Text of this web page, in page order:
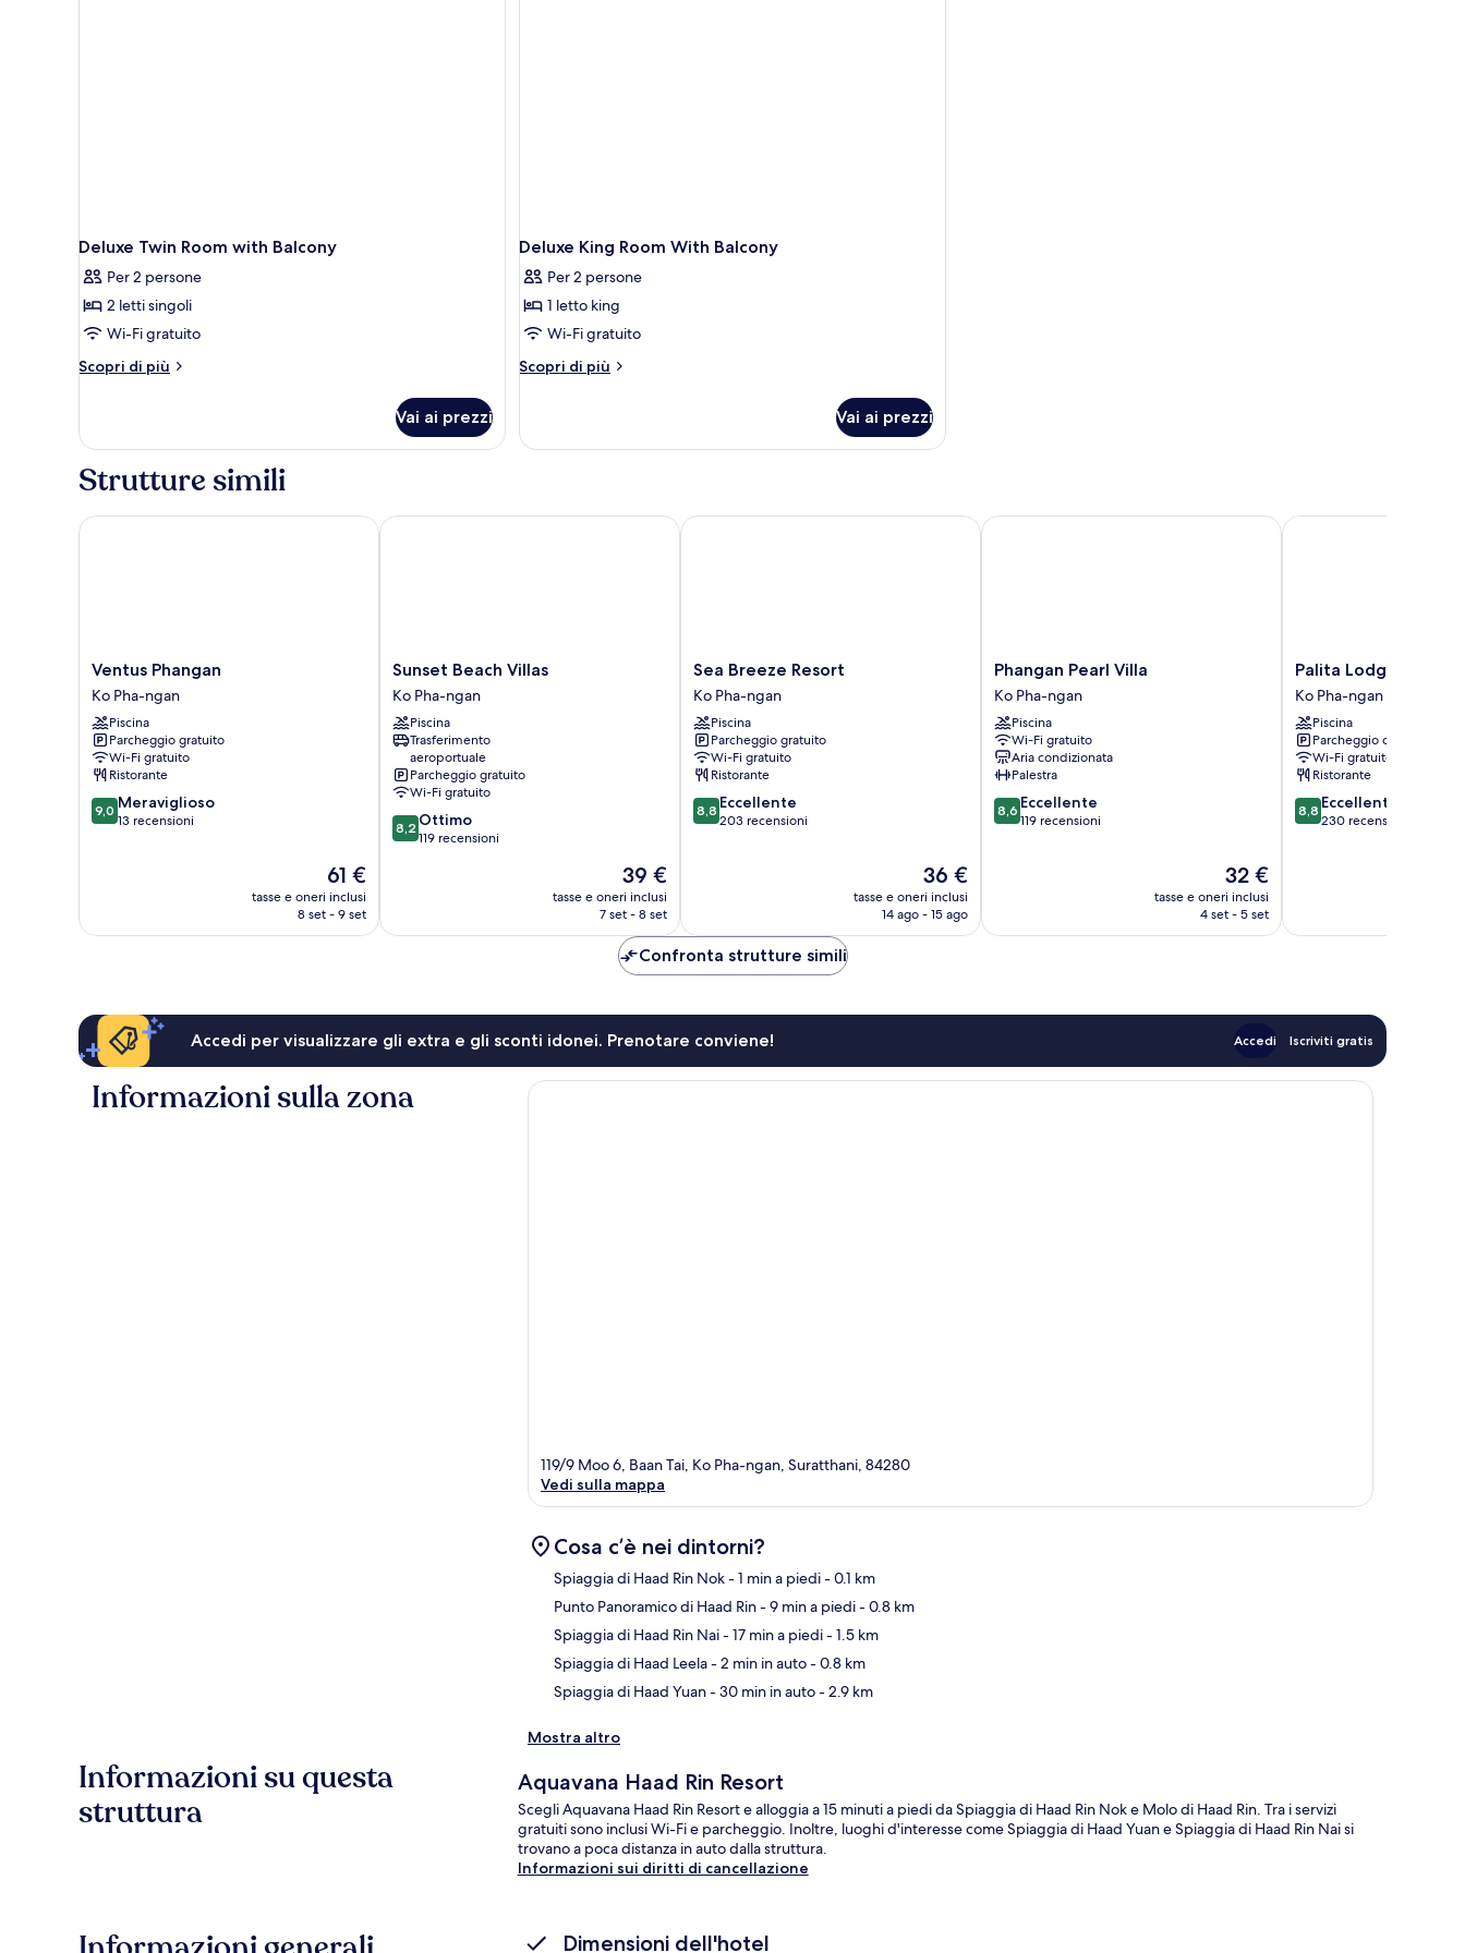
Deluxe Twin Room with Balcony
Per 2 persone
2 letti singoli
Wi-Fi gratuito
Scopri di più
Altri
Twin
with
Vai ai prezzi
Deluxe King Room With Balcony
Per 2 persone
1 letto king
Wi-Fi gratuito
Scopri di più
Altri
King
Vai ai prezzi
Strutture simili
Ventus
Phangan
Ko
Pha-
ngan
Ventus Phangan
Ko Pha-ngan
Piscina
Parcheggio gratuito
Wi-Fi gratuito
Ristorante
9.0
su
9,0 Meraviglioso
13 recensioni
Il
prezzo
attuale
61 €
tasse e oneri inclusi
8 set - 9 set
Ventus Phangan
Sunset
Beach
Villas
Ko
Pha-
ngan
Sunset Beach Villas
Ko Pha-ngan
Piscina
Trasferimento
aeroportuale
Parcheggio gratuito
Wi-Fi gratuito
8.2
su
8,2 Ottimo
119 recensioni
Il
prezzo
attuale
39 €
39 €
tasse e oneri inclusi
7 set - 8 set
Sunset Beach Villas
Sea
Breeze
Resort
Ko
Pha-
ngan
Sea Breeze Resort
Ko Pha-ngan
Piscina
Parcheggio gratuito
Wi-Fi gratuito
Ristorante
8.8
su
8,8 Eccellente
203 recensioni
Il
prezzo
attuale
36 €
tasse e oneri inclusi
14 ago - 15 ago
Sea Breeze Resort
Phangan
Pearl
Villa
Ko
Pha-
ngan
Phangan Pearl Villa
Ko Pha-ngan
Piscina
Wi-Fi gratuito
Aria condizionata
Palestra
8.6
su
8,6 Eccellente
119 recensioni
Il
prezzo
attuale
32 €
tasse e oneri inclusi
4 set - 5 set
Phangan Pearl Villa
Palita
Lodge
Ko
Pha-
ngan
Palita Lodge
Ko Pha-ngan
Piscina
Parcheggio disponibile
Wi-Fi gratuito
Ristorante
8.8
su
8,8 Eccellente
230 recensioni
Palita Lodge
Confronta strutture simili
Accedi per visualizzare gli extra e gli sconti idonei. Prenotare conviene! Accedi Iscriviti gratis
Informazioni sulla zona
119/9 Moo 6, Baan Tai, Ko Pha-ngan, Suratthani, 84280
Vedi sulla mappa
Cosa c’è nei dintorni?
Spiaggia di Haad Rin Nok- 1 min a piedi- 0.1 km
Punto Panoramico di Haad Rin- 9 min a piedi- 0.8 km
Spiaggia di Haad Rin Nai- 17 min a piedi- 1.5 km
Spiaggia di Haad Leela- 2 min in auto- 0.8 km
Spiaggia di Haad Yuan- 30 min in auto- 2.9 km
Mostra altro
Informazioni su questa
struttura
Aquavana Haad Rin Resort
Scegli Aquavana Haad Rin Resort e alloggia a 15 minuti a piedi da Spiaggia di Haad Rin Nok e Molo di Haad Rin. Tra i servizi
gratuiti sono inclusi Wi-Fi e parcheggio. Inoltre, luoghi d'interesse come Spiaggia di Haad Yuan e Spiaggia di Haad Rin Nai si
trovano a poca distanza in auto dalla struttura.
Informazioni sui diritti di cancellazione
Dimensioni dell'hotel